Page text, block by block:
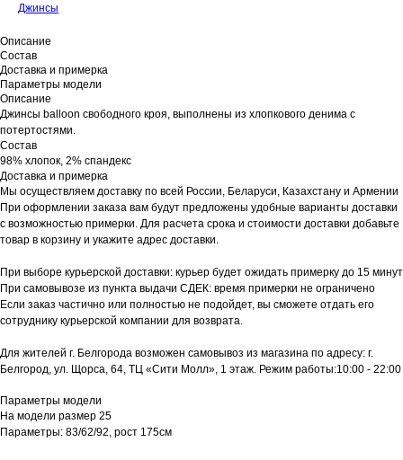
Джинсы
Описание
Состав
Доставка и примерка
Параметры модели
Описание
Джинсы balloon свободного кроя, выполнены из хлопкового денима с
потертостями.
Состав
98% хлопок, 2% спандекс
Доставка и примерка
Мы осуществляем доставку по всей России, Беларуси, Казахстану и Армении
При оформлении заказа вам будут предложены удобные варианты доставки
с возможностью примерки. Для расчета срока и стоимости доставки добавьте
товар в корзину и укажите адрес доставки.
При выборе курьерской доставки: курьер будет ожидать примерку до 15 минут
При самовывозе из пункта выдачи СДЕК: время примерки не ограничено
Если заказ частично или полностью не подойдет, вы сможете отдать его
сотруднику курьерской компании для возврата.
Для жителей г. Белгорода возможен самовывоз из магазина по адресу: г.
Белгород, ул. Щорса, 64, ТЦ «Сити Молл», 1 этаж. Режим работы:10:00 - 22:00
Параметры модели
На модели размер 25
Параметры: 83/62/92, рост 175см